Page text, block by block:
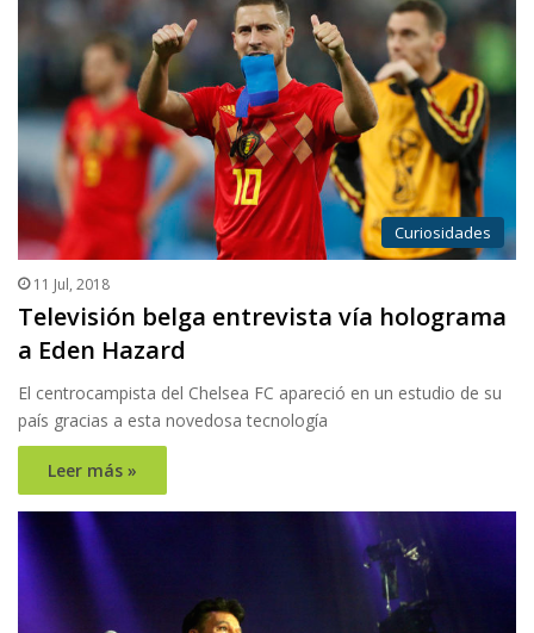
Curiosidades
11 Jul, 2018
Televisión belga entrevista vía holograma
a Eden Hazard
El centrocampista del Chelsea FC apareció en un estudio de su
país gracias a esta novedosa tecnología
Leer más »